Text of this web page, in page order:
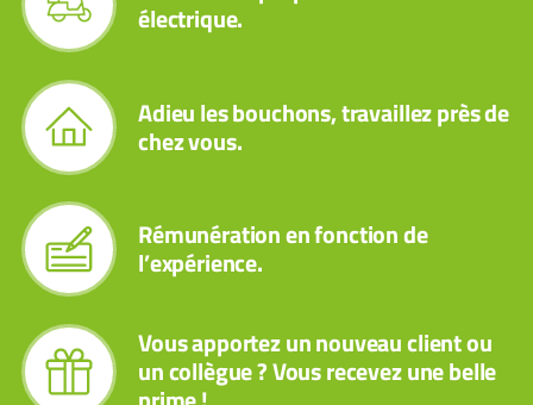
électrique.
Adieu les bouchons, travaillez près de
chez vous.
Rémunération en fonction de
l’expérience.
Vous apportez un nouveau client ou
un collègue ? Vous recevez une belle